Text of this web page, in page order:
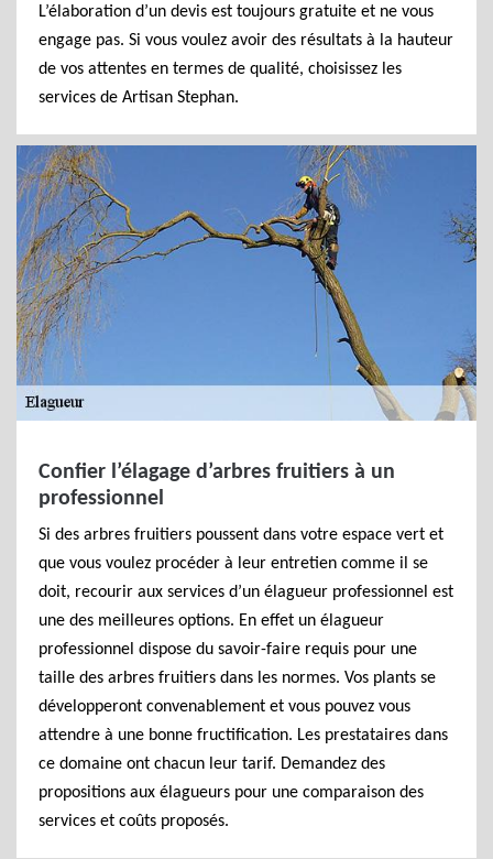
L’élaboration d’un devis est toujours gratuite et ne vous
engage pas. Si vous voulez avoir des résultats à la hauteur
de vos attentes en termes de qualité, choisissez les
services de Artisan Stephan.
Confier l’élagage d’arbres fruitiers à un
professionnel
Si des arbres fruitiers poussent dans votre espace vert et
que vous voulez procéder à leur entretien comme il se
doit, recourir aux services d’un élagueur professionnel est
une des meilleures options. En effet un élagueur
professionnel dispose du savoir-faire requis pour une
taille des arbres fruitiers dans les normes. Vos plants se
développeront convenablement et vous pouvez vous
attendre à une bonne fructification. Les prestataires dans
ce domaine ont chacun leur tarif. Demandez des
propositions aux élagueurs pour une comparaison des
services et coûts proposés.